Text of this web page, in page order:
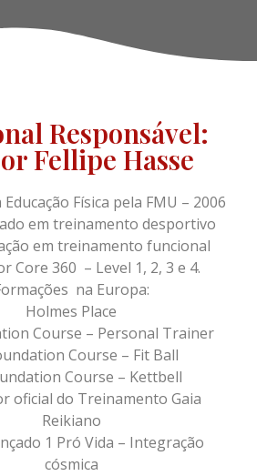
Responsável:
Fellipe Hasse
Física pela FMU – 2006
em treinamento desportivo
em treinamento funcional
Core 360 – Level 1, 2, 3 e 4.
na Europa:
Holmes Place
Course – Personal Trainer
Course – Fit Ball
Course – Kettbell
oficial do Treinamento Gaia
Reikiano
1 Pró Vida – Integração
cósmica